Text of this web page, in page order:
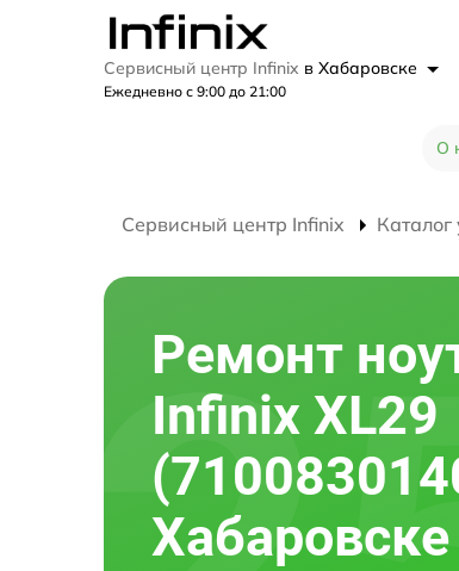
Сервисный центр Infinix в Хабаровске
Ежедневно с 9:00 до 21:00
О
Сервисный центр Infinix Каталог
Ремонт
Infinix XL29
Хабаровске